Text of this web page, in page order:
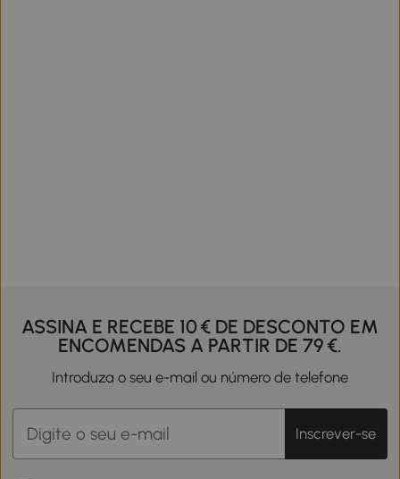
ASSINA E RECEBE 10 € DE DESCONTO EM
ENCOMENDAS A PARTIR DE 79 €.
Introduza o seu e-mail ou número de telefone
Inscrever-se